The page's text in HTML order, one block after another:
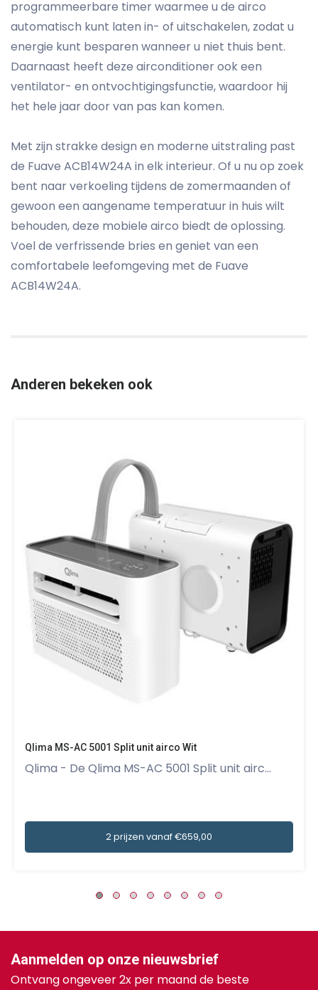
programmeerbare timer waarmee u de airco
automatisch kunt laten in- of uitschakelen, zodat u
energie kunt besparen wanneer u niet thuis bent.
Daarnaast heeft deze airconditioner ook een
ventilator- en ontvochtigingsfunctie, waardoor hij
het hele jaar door van pas kan komen.
Met zijn strakke design en moderne uitstraling past
de Fuave ACB14W24A in elk interieur. Of u nu op zoek
bent naar verkoeling tijdens de zomermaanden of
gewoon een aangename temperatuur in huis wilt
behouden, deze mobiele airco biedt de oplossing.
Voel de verfrissende bries en geniet van een
comfortabele leefomgeving met de Fuave
ACB14W24A.
Anderen bekeken ook
Qlima MS-AC 5001 Split unit airco Wit
Qlima - De Qlima MS-AC 5001 Split unit airc...
2 prijzen vanaf €659,00
Aanmelden op onze nieuwsbrief
Ontvang ongeveer 2x per maand de beste